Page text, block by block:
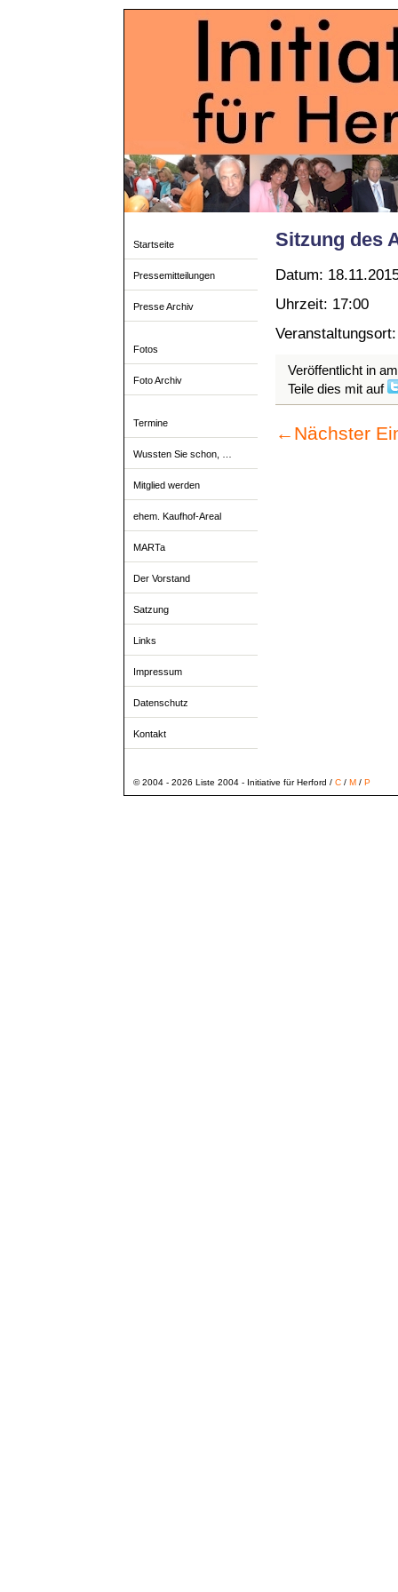
Startseite
Pressemitteilungen
Presse Archiv
Fotos
Foto Archiv
Termine
Wussten Sie schon, …
Mitglied werden
ehem. Kaufhof-Areal
MARTa
Der Vorstand
Satzung
Links
Impressum
Datenschutz
Kontakt
Sitzung des
Datum:
Uhrzeit: 17:00
Veröffentlicht in
Teile dies mit auf
← Nächster
© 2004 - 2026 Liste 2004 - Initiative für Herford / C/ M/ P